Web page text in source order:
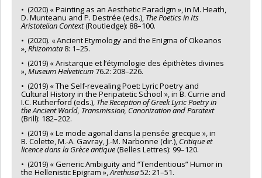
• (2020) « Painting as an Aesthetic Paradigm », in M. Heath,
D. Munteanu and P. Destrée (eds.), The Poetics in Its
Aristotelian Context(Routledge): 88–100.
• (2020). « Ancient Etymology and the Enigma of Okeanos
»,Rhizomata 8: 1–25.
• (2019) « Aristarque et l’étymologie des épithètes divines
»,Museum Helveticum76.2: 208–226.
• (2019) « The Self-revealing Poet: Lyric Poetry and
Cultural History in the Peripatetic School », in B. Currie and
I.C. Rutherford (eds.), The Reception of Greek Lyric Poetry in
the Ancient World, Transmission, Canonization and Paratext
(Brill): 182–202.
• (2019) « Le mode agonal dans la pensée grecque », in
B. Colette, M.-A. Gavray, J.-M. Narbonne (dir.), Critique et
licence dans la Grèce antique(Belles Lettres): 99–120.
• (2019) « Generic Ambiguity and “Tendentious” Humor in
the Hellenistic Epigram »,Arethusa52: 21–51.